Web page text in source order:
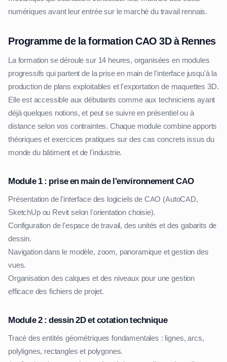
numériques avant leur entrée sur le marché du travail rennais.
Programme de la formation CAO 3D à Rennes
La formation se déroule sur 14 heures, organisées en modules
progressifs qui partent de la prise en main de l'interface jusqu'à la
production de plans exploitables et l'exportation de maquettes 3D.
Elle est accessible aux débutants comme aux techniciens ayant
déjà quelques notions, et peut se suivre en présentiel ou à
distance selon vos contraintes. Chaque module combine apports
théoriques et exercices pratiques sur des cas concrets issus du
monde du bâtiment et de l'industrie.
Module 1 : prise en main de l'environnement CAO
Présentation de l'interface des logiciels de CAO (AutoCAD,
SketchUp ou Revit selon l'orientation choisie).
Configuration de l'espace de travail, des unités et des gabarits de
dessin.
Navigation dans le modèle, zoom, panoramique et gestion des
vues.
Organisation des calques et des niveaux pour une gestion
efficace des fichiers de projet.
Module 2 : dessin 2D et cotation technique
Tracé des entités géométriques fondamentales : lignes, arcs,
polylignes, rectangles et polygones.